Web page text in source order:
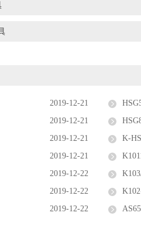
2019-12-21
2019-12-21
2019-12-21
K-
2019-12-21
2019-12-22
2019-12-22
2019-12-22